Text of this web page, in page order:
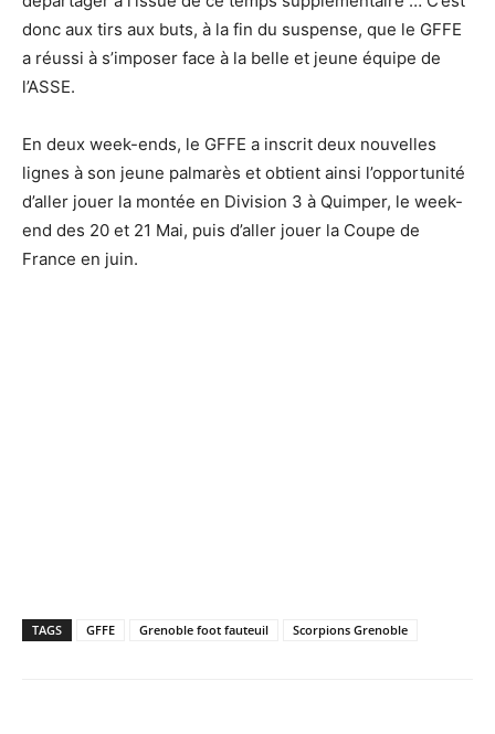
donc aux tirs aux buts, à la fin du suspense, que le GFFE
a réussi à s’imposer face à la belle et jeune équipe de
l’ASSE.
En deux week-ends, le GFFE a inscrit deux nouvelles
lignes à son jeune palmarès et obtient ainsi l’opportunité
d’aller jouer la montée en Division 3 à Quimper, le week-
end des 20 et 21 Mai, puis d’aller jouer la Coupe de
France en juin.
TAGS GFFE Grenoble foot fauteuil Scorpions Grenoble